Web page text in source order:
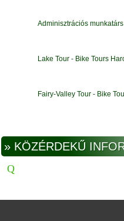
Adminisztrációs
Lake Tour - Bike Tours
Fairy-Valley Tour - Bike
» KÖZÉRDEKŰ